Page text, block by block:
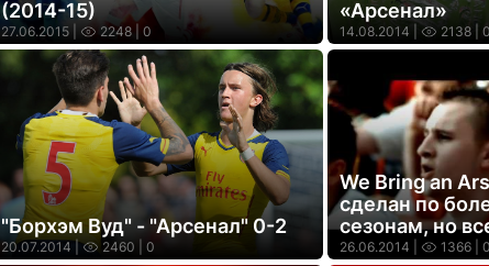
(2014-15)
27.06.2015 | 2248 | 0
«Арсенал»
14.08.2014 | 2138 | 0
"Борхэм Вуд" - "Арсенал" 0-2
20.07.2014 | 2460 | 0
We Bring an
сделан по
сезонам, но
26.06.2014 | 1366 | 0